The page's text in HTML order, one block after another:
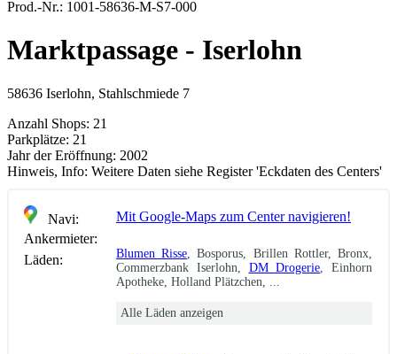
Prod.-Nr.: 1001-58636-M-S7-000
Marktpassage - Iserlohn
58636 Iserlohn, Stahlschmiede 7
Anzahl Shops: 21
Parkplätze: 21
Jahr der Eröffnung: 2002
Hinweis, Info: Weitere Daten siehe Register 'Eckdaten des Centers'
Navi:
Mit Google-Maps zum Center navigieren!
Ankermieter:
Läden:
Blumen Risse , Bosporus, Brillen Rottler, Bronx,
Commerzbank Iserlohn, DM Drogerie , Einhorn
Apotheke, Holland Plätzchen, ...
Alle Läden anzeigen